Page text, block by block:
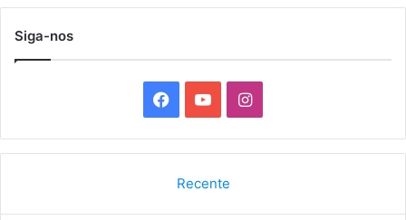
Siga-nos
a
o
I
n
Recente